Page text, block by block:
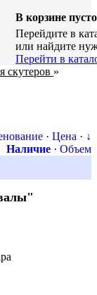
В корзине пусто
Перейдите в
или найдите
Перейти в
скутеров »
· Цена · ↓
Наличие · Объем